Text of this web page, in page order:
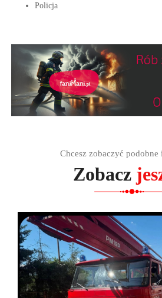
Policja
Chcesz zobaczyć podobne
Zobacz